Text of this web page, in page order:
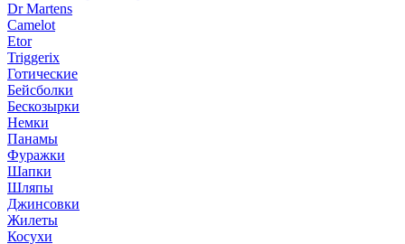
Dr Martens
Camelot
Etor
Triggerix
Готические
Бейсболки
Бескозырки
Немки
Панамы
Фуражки
Шапки
Шляпы
Джинсовки
Жилеты
Косухи